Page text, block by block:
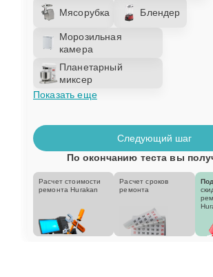
Мясорубка Блендер
Морозильная
камера
Планетарный
миксер
Показать еще
Следующий шаг
По окончанию теста вы
Расчет стоимости
ремонта Hurakan
Расчет сроков
ремонта